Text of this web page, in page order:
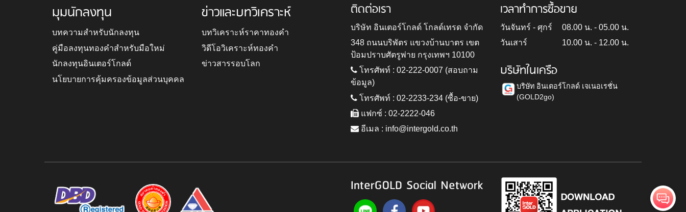
มุมนักลงทุน
บทความสำหรับนักลงทุน
คู่มือลงทุนทองคำสำหรับมือใหม่
นักลงทุนอินเตอร์โกลด์
นโยบายการคุ้มครองข้อมูลส่วนบุคคล
ข่าวและบทวิเคราะห์
บทวิเคราะห์ราคาทองคำ
วิดีโอวิเคราะห์ทองคำ
ข่าวสารรอบโลก
ติดต่อเรา
บริษัท อินเตอร์โกลด์ โกลด์เทรด จำกัด
348 ถนนบริพัตร แขวงบ้านบาตร เขต
ป้อมปราบศัตรูพ่าย กรุงเทพฯ 10100
โทรศัพท์ : 02-222-0007 (สอบถาม
ข้อมูล)
โทรศัพท์ : 02-2233-234 (ซื้อ-ขาย)
แฟกซ์ : 02-2222-046
อีเมล : info@intergold.co.th
เวลาทำการซื้อขาย
วันจันทร์ - ศุกร์
08.00 น. - 05.00 น.
วันเสาร์
10.00 น. - 12.00 น.
บริษัทในเครือ
บริษัท อินเตอร์โกลด์ เจเนอเรชั่น
(GOLD2go)
InterGOLD Social Network